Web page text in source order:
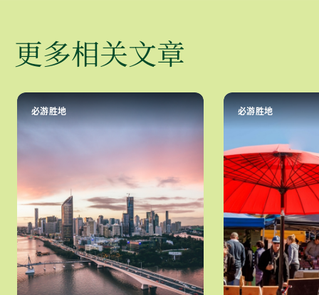
更多相关文章
必游胜地 必游胜地